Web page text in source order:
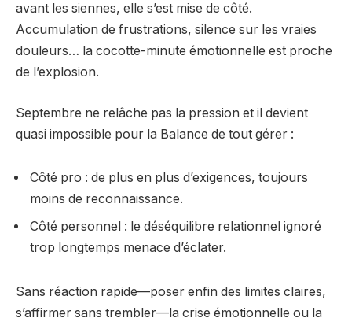
avant les siennes, elle s’est mise de côté.
Accumulation de frustrations, silence sur les vraies
douleurs… la cocotte-minute émotionnelle est proche
de l’explosion.
Septembre ne relâche pas la pression et il devient
quasi impossible pour la Balance de tout gérer :
Côté pro : de plus en plus d’exigences, toujours
moins de reconnaissance.
Côté personnel : le déséquilibre relationnel ignoré
trop longtemps menace d’éclater.
Sans réaction rapide—poser enfin des limites claires,
s’affirmer sans trembler—la crise émotionnelle ou la